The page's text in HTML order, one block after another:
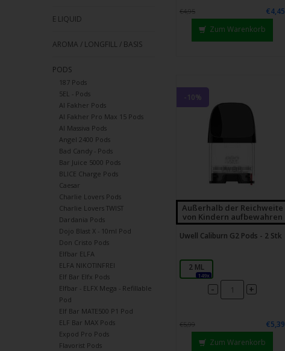
E LIQUID
AROMA / LONGFILL / BASIS
PODS
187 Pods
5EL - Pods
Al Fakher Pods
Al Fakher Pro Max 15 Pods
Al Massiva Pods
Angel 2400 Pods
Bad Candy - Pods
Bar Juice 5000 Pods
BLICE Charge Pods
Caesar
Charlie Lovers Pods
Charlie Lovers TWIST
Dardania Pods
Dojo Blast X - 10ml Pod
Don Cristo Pods
Elfbar ELFA
ELFA NIKOTINFREI
Elf Bar Elfx Pods
Elfbar - ELFX Mega - Refillable
Pod
Elf Bar MATE500 P1 Pod
ELF Bar MAX Pods
Expod Pro Pods
Flavorist Pods
€4,95
€4,45
Zum Warenkorb
-10%
Außerhalb der Reichweite
von Kindern aufbewahren
Uwell Caliburn G2 Pods - 2 Stk
2 ML
149x
- +
€5,99
€5,39
Zum Warenkorb